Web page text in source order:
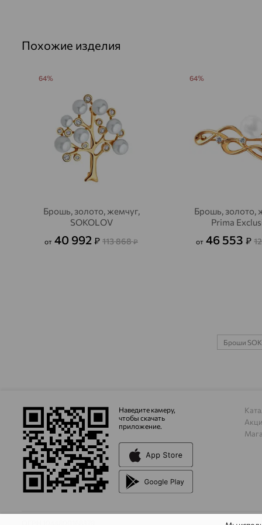
Похожие изделия
Брошь, золото, жемчуг,
SOKOLOV
от 40 992 ₽ 113 868₽
64%
Брошь, золото,
Prima
от 46 553 ₽
64%
Броши
Наведите камеру,
чтобы скачать
приложение.